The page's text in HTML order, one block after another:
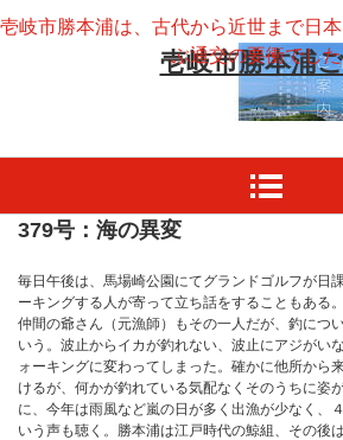
壱岐市勝本浦
壱岐市勝本浦は、古代から近世まで日
ぶ通交の要衝でし
379号：海の異変
毎日午後は、馬場崎公園にてグランドゴルフが日
ーキングする人が寄って立ち話をすることもある
仲間の爺さん（元漁師）もその一人だが、釣につ
いう。波止からイカが釣れない、波止にアジがい
ォーキングに変わってしまった。確かに他所から
けるが、何かが釣れている気配なくそのうちに姿
に、今年は雨風など嵐の日が多く出漁が少なく、
いう声も聴く。勝本浦は江戸時代の鯨組、その後